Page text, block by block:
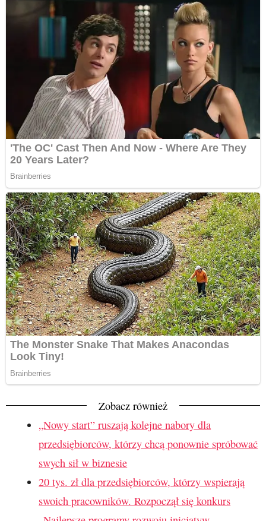
Zobacz również
„Nowy start” ruszają kolejne nabory dla
przedsiębiorców, którzy chcą ponownie spróbować
swych sił w biznesie
20 tys. zł dla przedsiębiorców, którzy wspierają
swoich pracowników. Rozpoczął się konkurs